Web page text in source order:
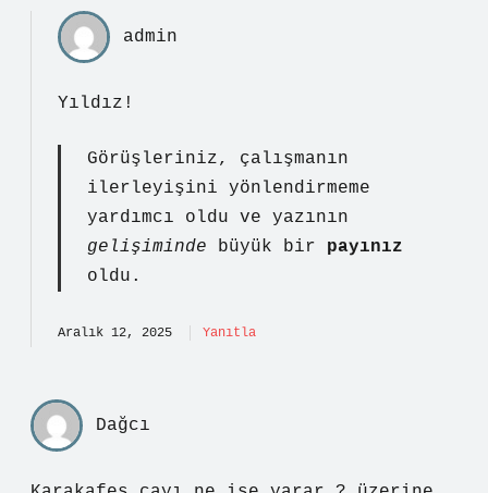
admin
Yıldız!
Görüşleriniz, çalışmanın
ilerleyişini yönlendirmeme
yardımcı oldu ve yazının
gelişiminde büyük bir payınız
oldu.
Aralık 12, 2025 Yanıtla
Dağcı